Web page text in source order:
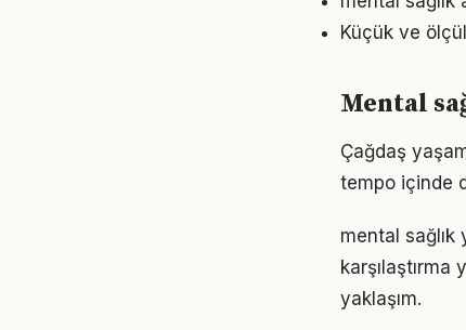
Küçük ve
Mental
Çağdaş
tempo içinde
mental sağlık
yaklaşım.